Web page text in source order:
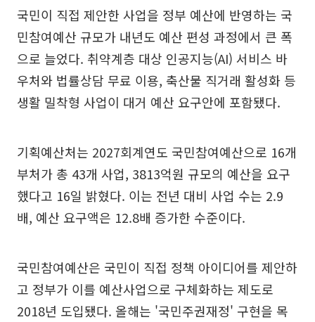
국민이 직접 제안한 사업을 정부 예산에 반영하는 국
민참여예산 규모가 내년도 예산 편성 과정에서 큰 폭
으로 늘었다. 취약계층 대상 인공지능(AI) 서비스 바
우처와 법률상담 무료 이용, 축산물 직거래 활성화 등
생활 밀착형 사업이 대거 예산 요구안에 포함됐다.
기획예산처는 2027회계연도 국민참여예산으로 16개
부처가 총 43개 사업, 3813억원 규모의 예산을 요구
했다고 16일 밝혔다. 이는 전년 대비 사업 수는 2.9
배, 예산 요구액은 12.8배 증가한 수준이다.
국민참여예산은 국민이 직접 정책 아이디어를 제안하
고 정부가 이를 예산사업으로 구체화하는 제도로
2018년 도입됐다. 올해는 '국민주권재정' 구현을 목